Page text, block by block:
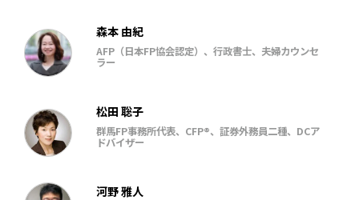
森本 由紀
AFP（日本FP協会認定）、行政書士、夫婦カウンセ
ラー
松田 聡子
群馬FP事務所代表、CFP®、証券外務員二種、DCア
ドバイザー
河野 雅人